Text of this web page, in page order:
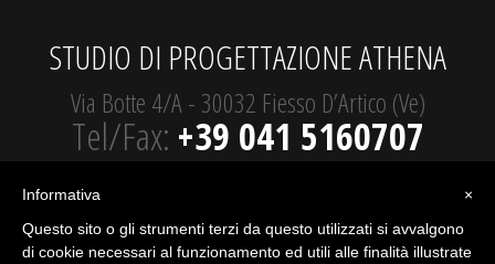
STUDIO DI PROGETTAZIONE ATHENA
Via Botte 4/A - 30032 Fiesso D’Artico (Ve)
Tel/Fax: +39 041 5160707
×
Informativa
Questo sito o gli strumenti terzi da questo utilizzati si avvalgono
di cookie necessari al funzionamento ed utili alle finalità illustrate